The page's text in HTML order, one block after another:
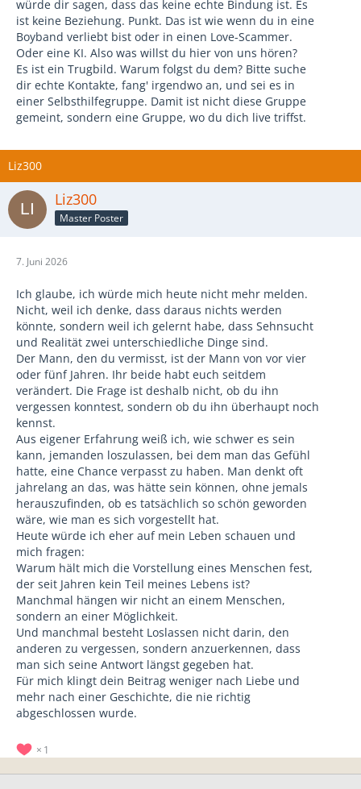
würde dir sagen, dass das keine echte Bindung ist. Es
ist keine Beziehung. Punkt. Das ist wie wenn du in eine
Boyband verliebt bist oder in einen Love-Scammer.
Oder eine KI. Also was willst du hier von uns hören?
Es ist ein Trugbild. Warum folgst du dem? Bitte suche
dir echte Kontakte, fang' irgendwo an, und sei es in
einer Selbsthilfegruppe. Damit ist nicht diese Gruppe
gemeint, sondern eine Gruppe, wo du dich live triffst.
Liz300
Liz300
Master Poster
7. Juni 2026
Ich glaube, ich würde mich heute nicht mehr melden.
Nicht, weil ich denke, dass daraus nichts werden
könnte, sondern weil ich gelernt habe, dass Sehnsucht
und Realität zwei unterschiedliche Dinge sind.
Der Mann, den du vermisst, ist der Mann von vor vier
oder fünf Jahren. Ihr beide habt euch seitdem
verändert. Die Frage ist deshalb nicht, ob du ihn
vergessen konntest, sondern ob du ihn überhaupt noch
kennst.
Aus eigener Erfahrung weiß ich, wie schwer es sein
kann, jemanden loszulassen, bei dem man das Gefühl
hatte, eine Chance verpasst zu haben. Man denkt oft
jahrelang an das, was hätte sein können, ohne jemals
herauszufinden, ob es tatsächlich so schön geworden
wäre, wie man es sich vorgestellt hat.
Heute würde ich eher auf mein Leben schauen und
mich fragen:
Warum hält mich die Vorstellung eines Menschen fest,
der seit Jahren kein Teil meines Lebens ist?
Manchmal hängen wir nicht an einem Menschen,
sondern an einer Möglichkeit.
Und manchmal besteht Loslassen nicht darin, den
anderen zu vergessen, sondern anzuerkennen, dass
man sich seine Antwort längst gegeben hat.
Für mich klingt dein Beitrag weniger nach Liebe und
mehr nach einer Geschichte, die nie richtig
abgeschlossen wurde.
1